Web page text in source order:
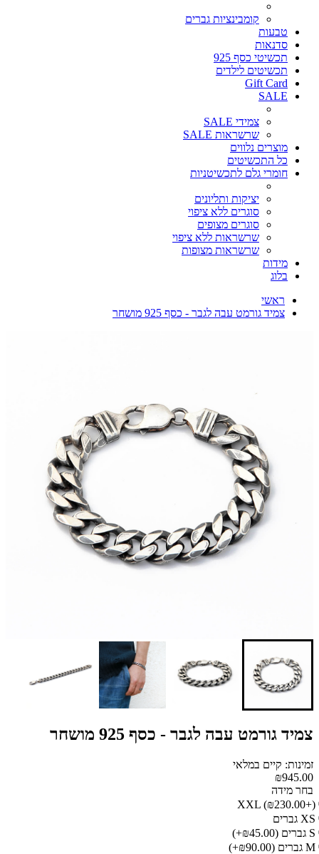
קומבינציות גברים
טבעות
סדנאות
תכשיטי כסף 925
תכשיטים לילדים
Gift Card
SALE
צמידי SALE
שרשראות SALE
מוצרים נלווים
כל התכשיטים
חומרי גלם לתכשיטניות
יציקות ותליונים
סוגרים ללא ציפוי
סוגרים מצופים
שרשראות ללא ציפוי
שרשראות מצופות
מידות
בלוג
ראשי
צמיד גורמט עבה לגבר - כסף 925 מושחר
צמיד גורמט עבה לגבר - כסף 925 מושחר
זמינות: קיים במלאי
₪945.00
בחר מידה
XXL (₪230.00+)
XS גברים
S גברים
(₪45.00+)
M גברים
(₪90.00+)